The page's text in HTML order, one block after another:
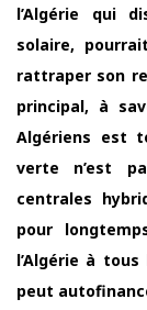
l’Algérie qui
solaire,
rattraper son
principal, à
Algériens est
verte n’est
centrales
pour
l’Algérie à
peut